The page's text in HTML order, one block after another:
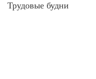
Трудовые будни